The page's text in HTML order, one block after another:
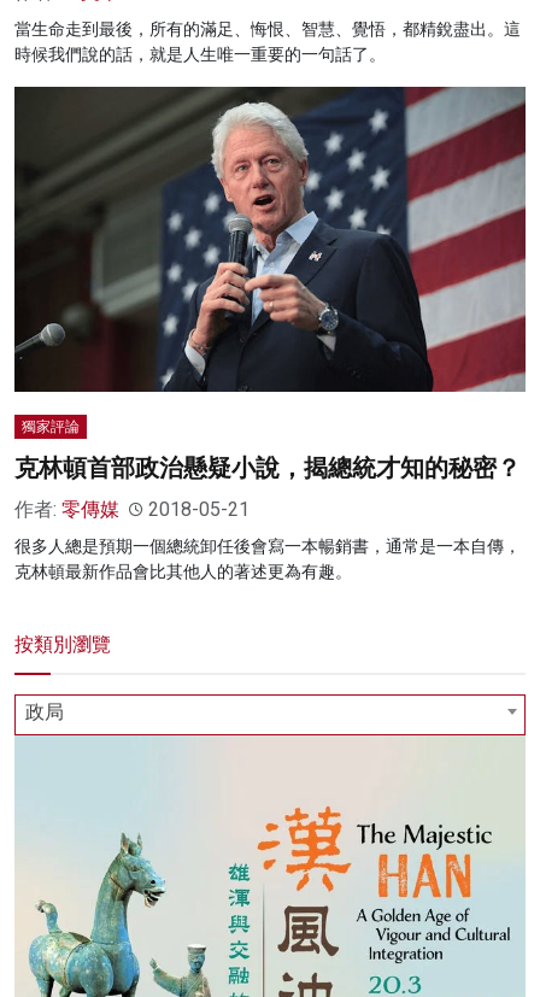
當生命走到最後，所有的滿足、悔恨、智慧、覺悟，都精銳盡出。這
時候我們說的話，就是人生唯一重要的一句話了。
獨家評論
克林頓首部政治懸疑小說，揭總統才知的秘密？
作者: 零傳媒 2018-05-21
很多人總是預期一個總統卸任後會寫一本暢銷書，通常是一本自傳，
克林頓最新作品會比其他人的著述更為有趣。
按類別瀏覽
政局